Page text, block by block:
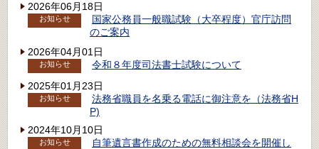
2026年06月18日
お知らせ
国家公務員一般職試験（大卒程度）官庁訪問
のご案内
2026年04月01日
お知らせ
令和８年度司法書士試験について
2025年01月23日
お知らせ
法務省職員を名乗る電話に御注意を（法務省H
P)
2024年10月10日
お知らせ
自筆遺言書作成のための無料相談会を開催し